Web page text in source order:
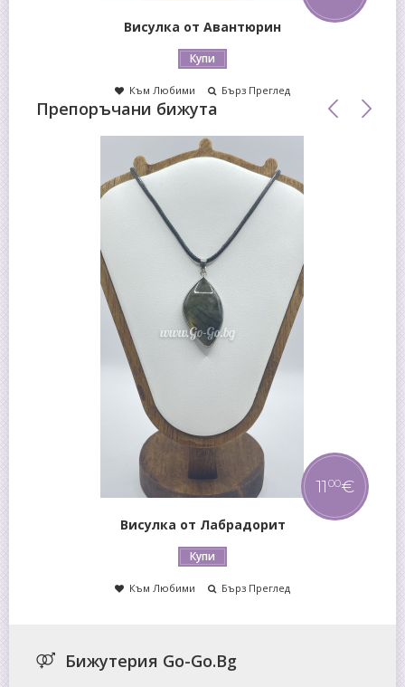
Висулка от Авантюрин
Купи
Към Любими Бърз Преглед
Препоръчани бижута
Гривна от Аметист
1600€
Купи
Към Любими Бърз Преглед
Бижутерия Go-Go.Bg